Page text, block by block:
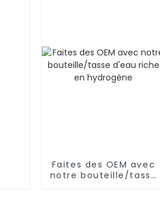
Faites des OEM avec
notre bouteille/tasse